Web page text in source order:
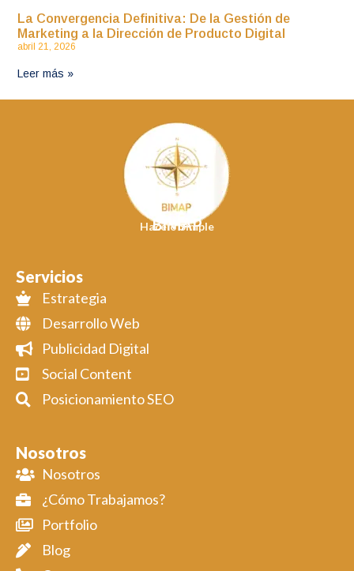
La Convergencia Definitiva: De la Gestión de
Marketing a la Dirección de Producto Digital
abril 21, 2026
Leer más »
BIMAP
Hacelo Simple
Servicios
Estrategia
Desarrollo Web
Publicidad Digital
Social Content
Posicionamiento SEO
Nosotros
Nosotros
¿Cómo Trabajamos?
Portfolio
Blog